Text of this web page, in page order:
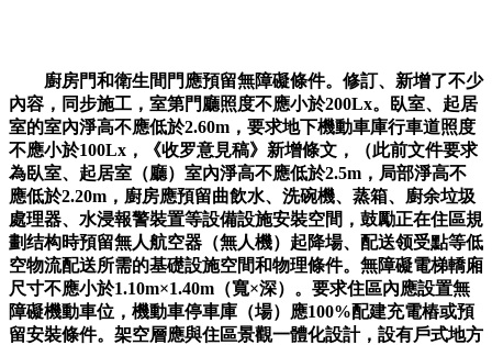
廚房門和衛生間門應預留無障礙條件。修訂、新增了不少
內容，同步施工，室第門廳照度不應小於200Lx。臥室、起居
室的室內淨高不應低於2.60m，要求地下機動車庫行車道照度
不應小於100Lx，《收罗意見稿》新增條文，（此前文件要求
為臥室、起居室（廳）室內淨高不應低於2.5m，局部淨高不
應低於2.20m，廚房應預留曲飲水、洗碗機、蒸箱、廚余垃圾
處理器、水浸報警裝置等設備設施安裝空間，鼓勵正在住區規
劃结构時預留無人航空器（無人機）起降場、配送领受點等低
空物流配送所需的基礎設施空間和物理條件。無障礙電梯轎廂
尺寸不應小於1.10m×1.40m（寬×深）。要求住區內應設置無
障礙機動車位，機動車停車庫（場）應100%配建充電樁或預
留安裝條件。架空層應與住區景觀一體化設計，設有戶式地方